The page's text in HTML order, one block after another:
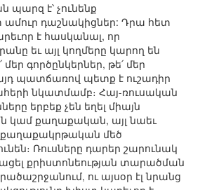
պարզ է՝ չունենք
դաշնակիցներ: Դրա հետ
է հասկանալ, որ
եւ այլ կողմերը կարող են
գործընկերներ, թե՛ մեր
պատճառով պետք է ուշադիր
նկատմամբ։ Հայ-ռուսական
երբեք չեն եղել միայն
կամ քաղաքական, այլ նաեւ
քաղաքակրթական մեծ
Ռուսները դարեր շարունակ
քրիստոնեության տարածման
ու այսօր էլ նրանց